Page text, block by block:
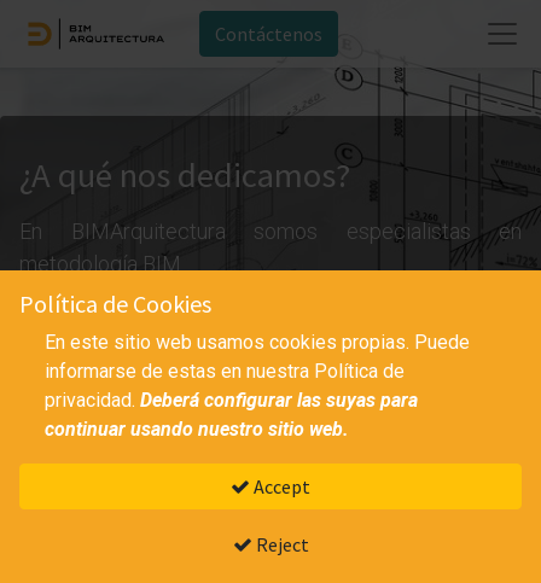
Contáctenos
¿A qué nos dedicamos?
En BIMArquitectura somos especialistas en
metodología BIM.
Poniendo a su disposición nuestra experiencia en
Autodesk Revit y Archicad para aportar a su proyecto
de edificación pública o privada todas las ventajas y
beneficios que aporta la metodología BIM.
Política de Cookies
En este sitio web usamos cookies propias. Puede
informarse de estas en nuestra Política de
privacidad. Deberá configurar las suyas para
continuar usando nuestro sitio web.
Accept
Reject